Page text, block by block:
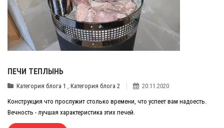
ПЕЧИ ТЕПЛЫНЬ
Категория блога 1 , Категория блога 2 20.11.2020
Конструкция что прослужит столько времени, что успеет вам надоесть.
Вечность - лучшая характеристика этих печей.